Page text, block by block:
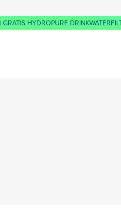
| GRATIS HYDROPURE